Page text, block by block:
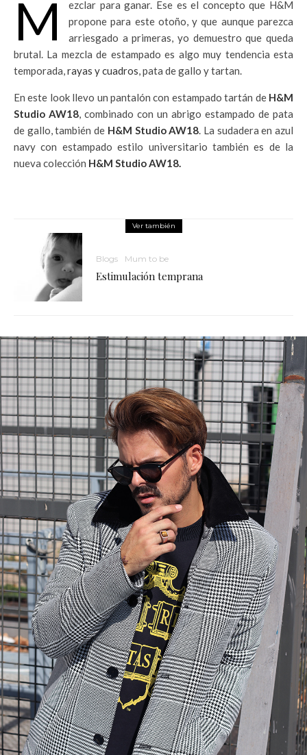
M
ezclar para ganar. Ese es el concepto que H&M
propone para este otoño, y que aunque parezca
arriesgado a primeras, yo demuestro que queda
brutal. La mezcla de estampado es algo muy tendencia esta
temporada,rayas y cuadros, pata de gallo y tartan.
En este look llevo un pantalón con estampado tartán de H&M
Studio AW18, combinado con un abrigo estampado de pata
de gallo, también de H&M Studio AW18. La sudadera en azul
navy con estampado estilo universitario también es de la
nueva colección H&M Studio AW18.
Ver también
Blogs Mum to be
Estimulación temprana